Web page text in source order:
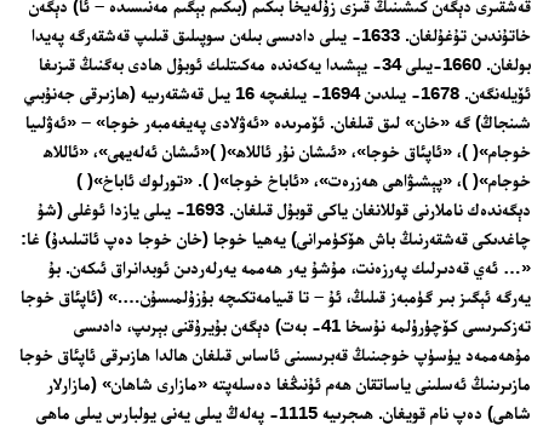
قەشقىرى دېگەن كىشىنىڭ قىزى زۇلەيخا بىكىم (بىكىم بېگىم مەنىسىدە – ئا) دېگەن
خاتۇندىن تۇغۇلغان. 1633- يىلى دادىسى بىلەن سوپىلىق قىلىپ قەشقەرگە پەيدا
بولغان. 1660-يىلى 34- يېشىدا يەكەندە مەكىتلىك ئوبۇل ھادى بەگنىڭ قىزىغا
ئۆيلەنگەن. 1678- يىلدىن 1694- يىلغىچە 16 يىل قەشقەرىيە (ھازىرقى جەنۇبىي
شىنجاڭ) گە «خان» لىق قىلغان. ئۆمرىدە «ئەۋلادى پەيغەمبەر خوجا» – «ئەۋلىيا
خوجام»( )، «ئاپئاق خوجا»، «ئىشان نۇر ئاللاھ»( )«ئىشان ئەلەيھى»، «ئاللاھ
خوجام»( )، «پېشىۋاھى ھەزرەت»، «ئاباخ خوجا»( ). «تورلوك ئاباخ»( )
دېگەندەك ناملارنى قوللانغان ياكى قوبۇل قىلغان. 1693- يىلى يازدا ئوغلى (شۇ
چاغدىكى قەشقەرنىڭ باش ھۆكۈمرانى) يەھيا خوجا (خان خوجا دەپ ئاتىلىدۇ) غا:
«… ئەي قەدىرلىك پەرزەنت، مۇشۇ يەر ھەممە يەرلەردىن ئوبدانراق ئىكەن. بۇ
يەرگە ئېگىز بىر گۈمبەز قىلىڭ، ئۇ – تا قىيامەتكىچە بۇزۇلمىسۇن….» (ئاپئاق خوجا
تەزكىرىسى كۆچۈرۈلمە نۇسخا 41- بەت) دېگەن بۇيرۇقنى بېرىپ، دادىسى
مۇھەممەد يۈسۈپ خوجىنىڭ قەبرىسىنى ئاساس قىلغان ھالدا ھازىرقى ئاپئاق خوجا
مازىرىنىڭ ئەسلىنى ياساتقان ھەم ئۇنىڭغا دەسلەپتە «مازارى شاھان» (مازارلار
شاھى) دەپ نام قويغان. ھىجرىيە 1115- پەلەڭ يىلى يەنى يولبارس يىلى ماھى